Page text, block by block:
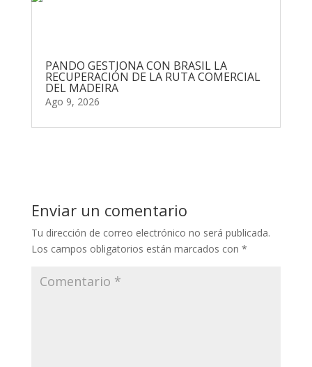
PANDO GESTIONA CON BRASIL LA
RECUPERACIÓN DE LA RUTA COMERCIAL
DEL MADEIRA
Ago 9, 2026
Enviar un comentario
Tu dirección de correo electrónico no será publicada.
Los campos obligatorios están marcados con *